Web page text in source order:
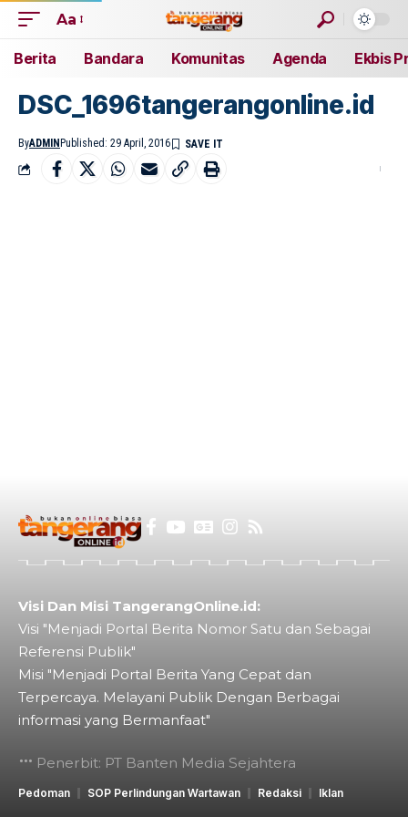
Aa
Berita Bandara Komunitas Agenda Ekbis
DSC_1696tangerangonline.id
ByADMIN Published: 29 April, 2016
Visi Dan Misi TangerangOnline.id:
Visi "Menjadi Portal Berita Nomor Satu dan Sebagai
Referensi Publik"
Misi "Menjadi Portal Berita Yang Cepat dan
Terpercaya. Melayani Publik Dengan Berbagai
informasi yang Bermanfaat"
Penerbit: PT Banten Media Sejahtera
Pedoman SOP Perlindungan Wartawan Redaksi Iklan